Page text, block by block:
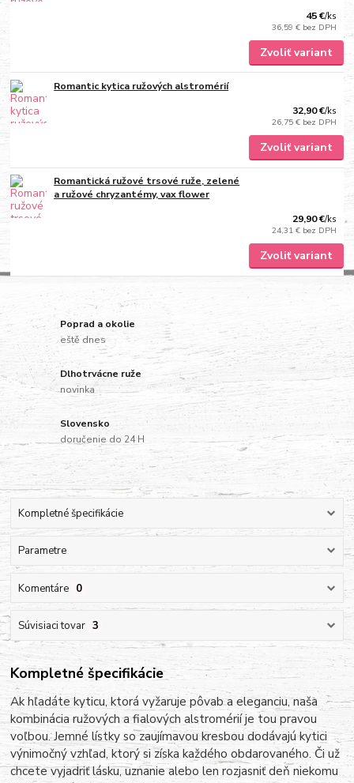
45 €/ks
36,59 € bez DPH
Zvoliť variant
Romantic kytica ružových alstromérií
32,90 €/ks
26,75 € bez DPH
Zvoliť variant
Romantická ružové trsové ruže, zelené
a ružové chryzantémy, vax flower
29,90 €/ks
24,31 € bez DPH
Zvoliť variant
Poprad a okolie
eště dnes
Dlhotrvácne ruže
novinka
Slovensko
doručenie do 24 H
Kompletné špecifikácie
Parametre
Komentáre 0
Súvisiaci tovar 3
Kompletné špecifikácie
Ak hľadáte kyticu, ktorá vyžaruje pôvab a eleganciu, naša
kombinácia ružových a fialových alstromérií je tou pravou
voľbou. Jemné lístky so zaujímavou kresbou dodávajú kytici
výnimočný vzhľad, ktorý si získa každého obdarovaného. Či už
chcete vyjadriť lásku, uznanie alebo len rozjasniť deň niekomu